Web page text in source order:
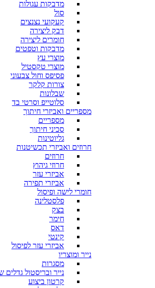
מדבקות עגולות
סול
קעקועי נצנצים
דבק ליצירה
חומרים ליצירה
מדבקות וטפטים
מוצרי עץ
מוצרי טקסטיל
פסיפס וחול צבעוני
צורות קלקר
שבלונות
סלוטייפ וסרטי בד
מספריים ואביזרי חיתוך
מספריים
סכיני חיתוך
גליוטינות
חרוזים ואביזרי תכשיטנות
חרוזים
חרוזי גיהוץ
אביזרי עזר
אביזרי תפירה
חומרי לישה ופיסול
פלסטלינה
בצק
חימר
דאס
קינטי
אביזרי עזר לפיסול
נייר ומוצריו
מסגרות
נייר ובריסטול גדלים
קרטון ביצוע